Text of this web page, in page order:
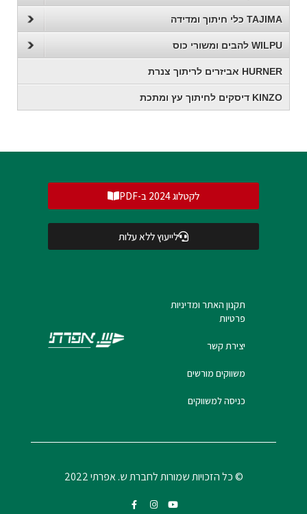
TAJIMA כלי חיתוך ומדידה
WILPU להבים ומשורי כוס
HURNER אביזרים לריתוך צנרת
KINZO דיסקים לחיתוך עץ ומתכת
לקטלוג 2024 ב-PDF
לייעוץ ללא עלות
תקנון האתר ומדיניות
פרטיות
יצירת קשר
משווקים מורשים
כניסה למשווקים
© כל הזכויות שמורות לחברת ש. אפרתי 2022